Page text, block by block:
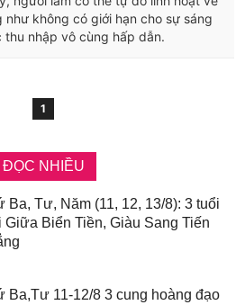
không có giới hạn cho sự sáng
nhập vô cùng hấp dẫn.
1
ĐỌC NHIỀU
Ba, Tư, Năm (11, 12, 13/8): 3 tuổi
Giữa Biển Tiền, Giàu Sang Tiến
Ba,Tư 11-12/8 3 cung hoàng đạo